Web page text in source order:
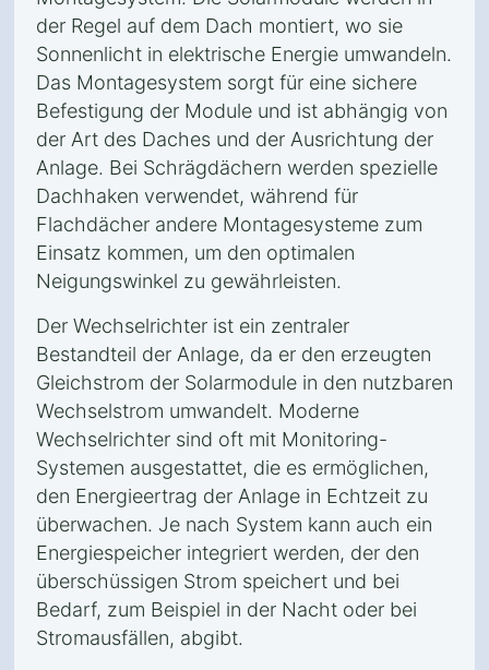
der Regel auf dem Dach montiert, wo sie
Sonnenlicht in elektrische Energie umwandeln.
Das Montagesystem sorgt für eine sichere
Befestigung der Module und ist abhängig von
der Art des Daches und der Ausrichtung der
Anlage. Bei Schrägdächern werden spezielle
Dachhaken verwendet, während für
Flachdächer andere Montagesysteme zum
Einsatz kommen, um den optimalen
Neigungswinkel zu gewährleisten.
Der Wechselrichter ist ein zentraler
Bestandteil der Anlage, da er den erzeugten
Gleichstrom der Solarmodule in den nutzbaren
Wechselstrom umwandelt. Moderne
Wechselrichter sind oft mit Monitoring-
Systemen ausgestattet, die es ermöglichen,
den Energieertrag der Anlage in Echtzeit zu
überwachen. Je nach System kann auch ein
Energiespeicher integriert werden, der den
überschüssigen Strom speichert und bei
Bedarf, zum Beispiel in der Nacht oder bei
Stromausfällen, abgibt.